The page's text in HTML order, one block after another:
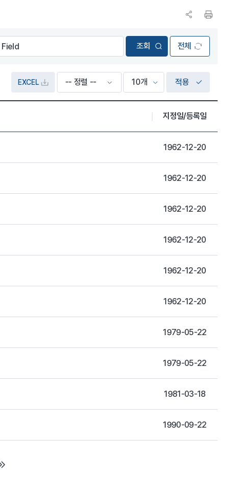
전체
EXCEL 적용
지정일/등록일
1962-12-20
1962-12-20
1962-12-20
1962-12-20
1962-12-20
1962-12-20
1979-05-22
1979-05-22
1981-03-18
1990-09-22